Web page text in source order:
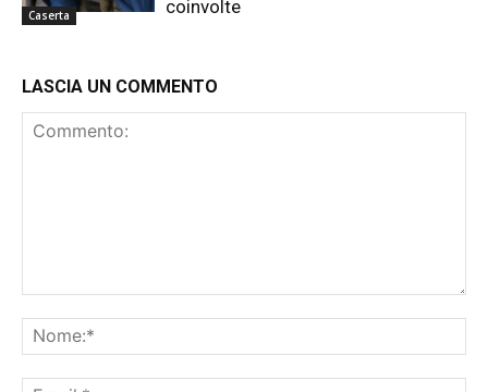
Caserta coinvolte
LASCIA UN COMMENTO